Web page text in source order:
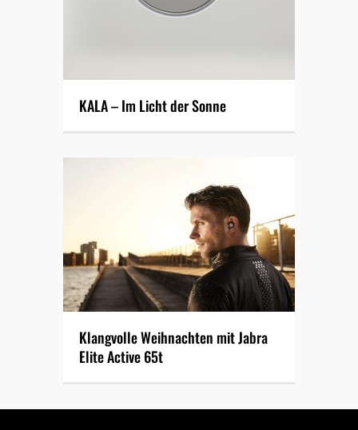
KALA – Im Licht der Sonne
Klangvolle Weihnachten mit Jabra
Elite Active 65t